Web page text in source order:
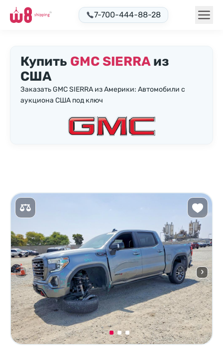
7-700-444-88-28
Купить GMC SIERRAиз
США
Заказать GMC SIERRA из Америки: Автомобили с
аукциона США под ключ